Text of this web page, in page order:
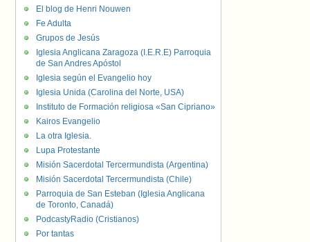
El blog de Henri Nouwen
Fe Adulta
Grupos de Jesús
Iglesia Anglicana Zaragoza (I.E.R.E) Parroquia
de San Andres Apóstol
Iglesia según el Evangelio hoy
Iglesia Unida (Carolina del Norte, USA)
Instituto de Formación religiosa «San Cipriano»
Kairos Evangelio
La otra Iglesia.
Lupa Protestante
Misión Sacerdotal Tercermundista (Argentina)
Misión Sacerdotal Tercermundista (Chile)
Parroquia de San Esteban (Iglesia Anglicana
de Toronto, Canadá)
PodcastyRadio (Cristianos)
Por tantas